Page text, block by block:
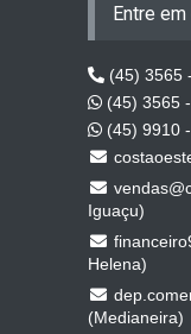
Entre
(45) 3565
(45) 3565
(45) 9910
Iguaçu)
Helena)
(Medianeira)